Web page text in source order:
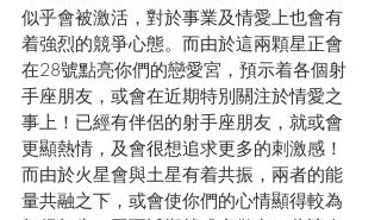
似乎會被激活，對於事業及情愛上也會有
着強烈的競爭心態。而由於這兩顆星正會
在28號點亮你們的戀愛宮，預示着各個射
手座朋友，或會在近期特別關注於情愛之
事上！已經有伴侶的射手座朋友，就或會
更顯熱情，及會很想追求更多的刺激感！
而由於火星會與土星有着共振，兩者的能
量共融之下，或會使你們的心情顯得較為